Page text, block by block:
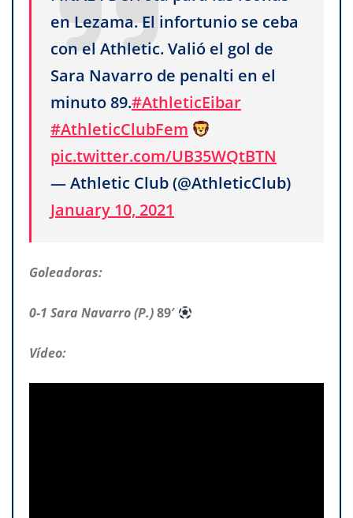
en Lezama. El infortunio se ceba
con el Athletic. Valió el gol de
Sara Navarro de penalti en el
minuto 89.#AthleticEibar
#AthleticClubFem
pic.twitter.com/UB35WQtBTN
— Athletic Club (@AthleticClub)
January 10, 2021
Goleadoras:
0-1 Sara Navarro (P.)89′
Vídeo: